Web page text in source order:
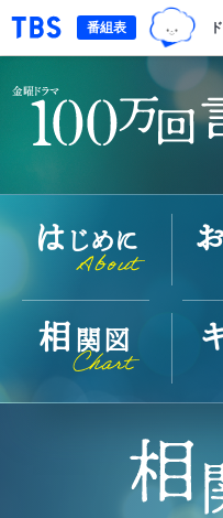
「TBSテレビ｜とき
番組表
は じめに
About
相 関図
Chart